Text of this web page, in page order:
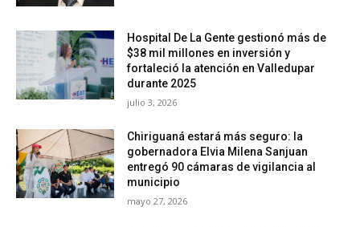
Hospital De La Gente gestionó más de
$38 mil millones en inversión y
fortaleció la atención en Valledupar
durante 2025
julio 3, 2026
Chiriguaná estará más seguro: la
gobernadora Elvia Milena Sanjuan
entregó 90 cámaras de vigilancia al
municipio
mayo 27, 2026